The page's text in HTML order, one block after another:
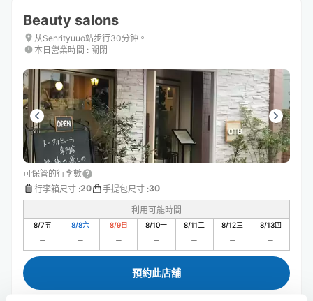
Beauty salons
从Senrityuuo站步行30分钟。
本日營業時間 : 關閉
可保管的行李數
行李箱尺寸 :20 手提包尺寸 :30
利用可能時間
8/7五 8/8六 8/9日 8/10一 8/11二 8/12三 8/13四
預約此店舖